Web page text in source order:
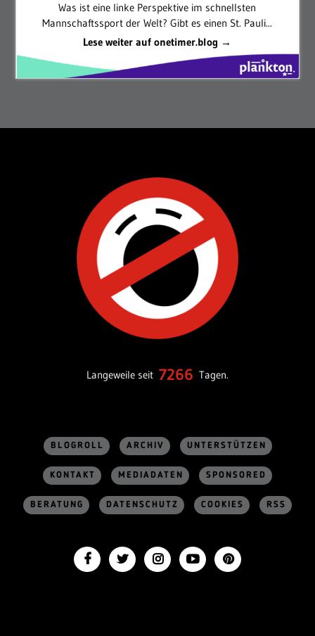
Was ist eine linke Perspektive im schnellsten
Mannschaftssport der Welt? Gibt es einen St. Pauli...
Lese weiter auf onetimer.blog →
Langeweile seit 7266 Tagen.
BLOGROLL ARCHIV UNTERSTÜTZEN
KONTAKT MEDIADATEN SPONSORED
BERATUNG DATENSCHUTZ COOKIES RSS